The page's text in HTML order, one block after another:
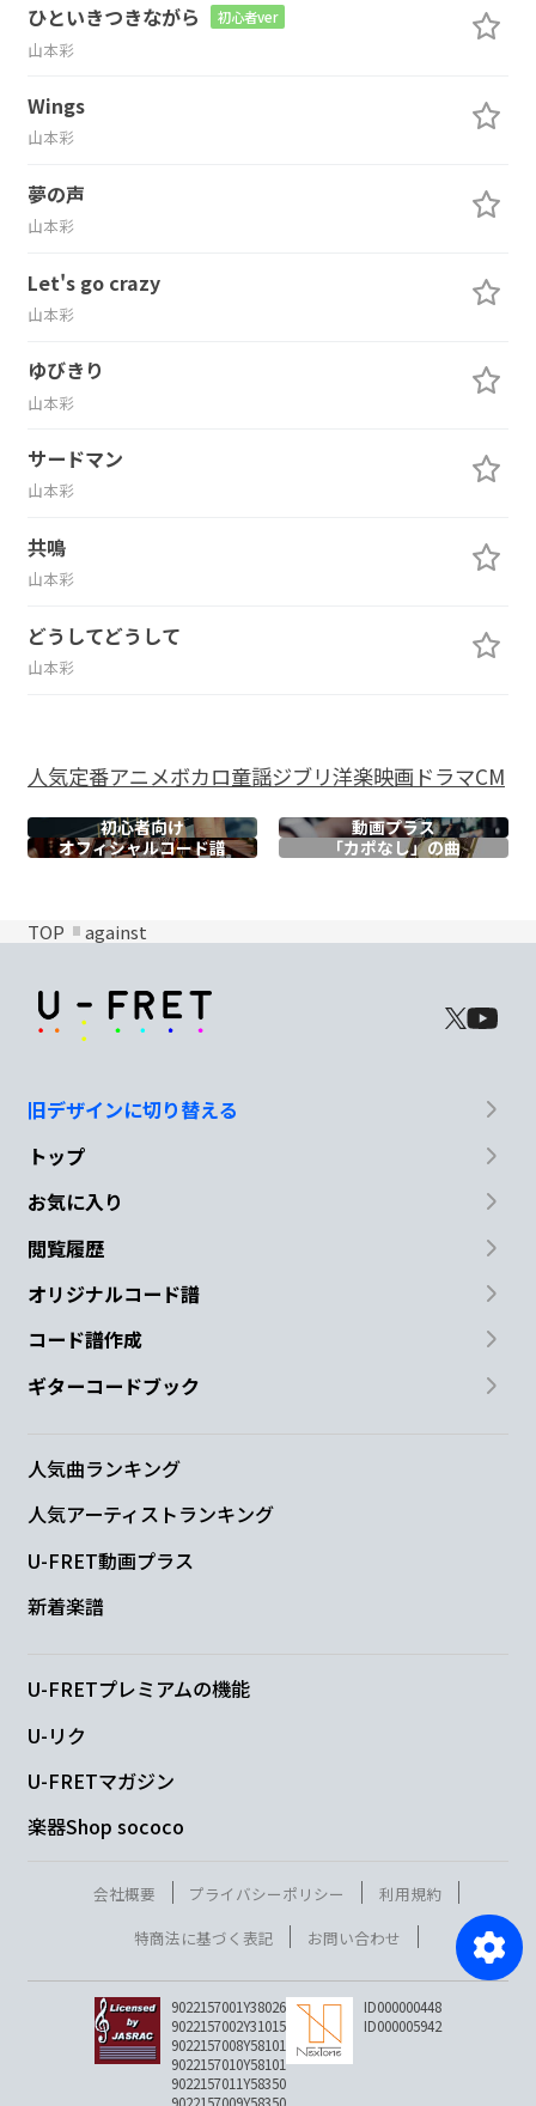
ひといきつきながら 初心者ver
山本彩
Wings
山本彩
夢の声
山本彩
Let's go crazy
山本彩
ゆびきり
山本彩
サードマン
山本彩
共鳴
山本彩
どうしてどうして
山本彩
人気定番アニメボカロ童謡ジブリ洋楽映画ドラマCM
初心者向け
動画プラス
オフィシャルコード譜 「カポなし」の曲
TOP against
旧デザインに切り替える
トップ
お気に入り
閲覧履歴
オリジナルコード譜
コード譜作成
ギターコードブック
人気曲ランキング
人気アーティストランキング
U-FRET動画プラス
新着楽譜
U-FRETプレミアムの機能
U-リク
U-FRETマガジン
楽器Shop sococo
会社概要 プライバシーポリシー
利用規約
特商法に基づく表記
お問い合わせ
9022157001Y38026
9022157002Y31015
9022157008Y58101
9022157010Y58101
9022157011Y58350
ID000000448
ID000005942